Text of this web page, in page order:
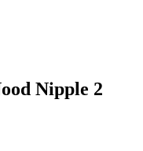
Nipple 2